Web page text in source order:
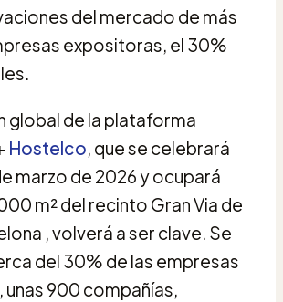
del mercado de más
expositoras, el 30%
global de la plataforma
Hostelco, que se celebrará
marzo de 2026 y ocupará
m² del recinto Gran Via de
, volverá a ser clave. Se
del 30% de las empresas
900 compañías,